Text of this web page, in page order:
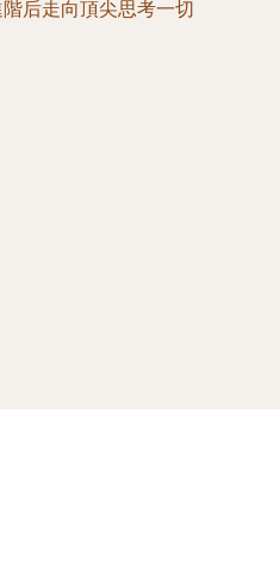
后走向頂尖思考一切